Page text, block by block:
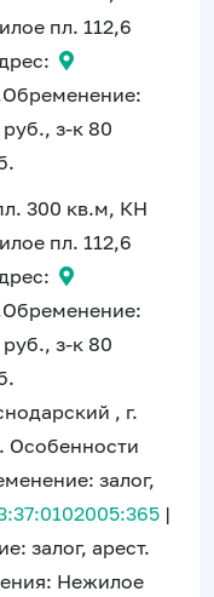
пл. 112,6
Обременение:
з-к 80
300 кв.м, КН
пл. 112,6
Обременение:
з-к 80
, г.
Особенности
залог,
|
залог, арест.
Нежилое